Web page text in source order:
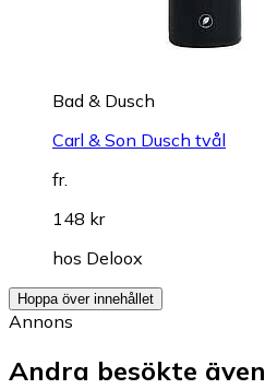
Bad & Dusch
Carl & Son Dusch tvål
fr.
148 kr
hos Deloox
Hoppa över innehållet
Annons
Andra besökte även